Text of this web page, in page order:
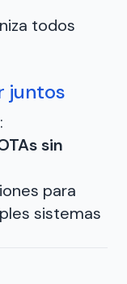
todos
juntos
sin
para
sistemas